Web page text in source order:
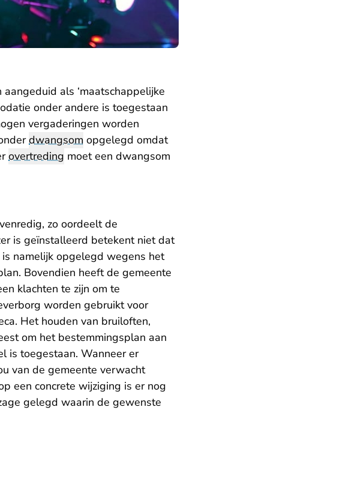
als ‘maatschappelijke
onder andere is toegestaan
vergaderingen worden
dwangsom opgelegd omdat
overtreding moet een dwangsom
zo oordeelt de
is geïnstalleerd betekent niet dat
namelijk opgelegd wegens het
Bovendien heeft de gemeente
klachten te zijn om te
worden gebruikt voor
Het houden van bruiloften,
om het bestemmingsplan aan
is toegestaan. Wanneer er
van de gemeente verwacht
een concrete wijziging is er nog
gelegd waarin de gewenste